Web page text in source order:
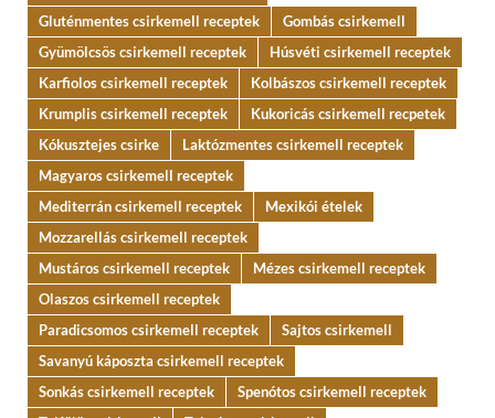
Gluténmentes csirkemell receptek
Gombás csirkemell
Gyümölcsös csirkemell receptek
Húsvéti csirkemell receptek
Karfiolos csirkemell receptek
Kolbászos csirkemell receptek
Krumplis csirkemell receptek
Kukoricás csirkemell recpetek
Kókusztejes csirke
Laktózmentes csirkemell receptek
Magyaros csirkemell receptek
Mediterrán csirkemell receptek
Mexikói ételek
Mozzarellás csirkemell receptek
Mustáros csirkemell receptek
Mézes csirkemell receptek
Olaszos csirkemell receptek
Paradicsomos csirkemell receptek
Sajtos csirkemell
Savanyú káposzta csirkemell receptek
Sonkás csirkemell receptek
Spenótos csirkemell receptek